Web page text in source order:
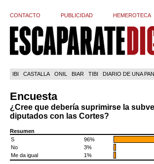
CONTACTO PUBLICIDAD HEMEROTECA
IBI CASTALLA ONIL BIAR TIBI DIARIO DE UNA
Encuesta
¿Cree que debería suprimirse la
diputados con las Cortes?
Resumen
S
96%
No
3%
Me da igual
1%